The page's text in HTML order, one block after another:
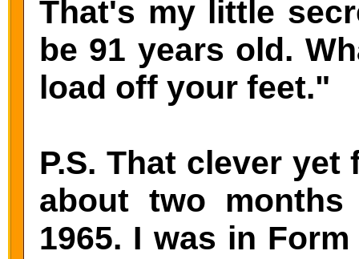
That's my little
be 91 years old.
load off your feet."
P.S. That clever
about two
1965. I was in